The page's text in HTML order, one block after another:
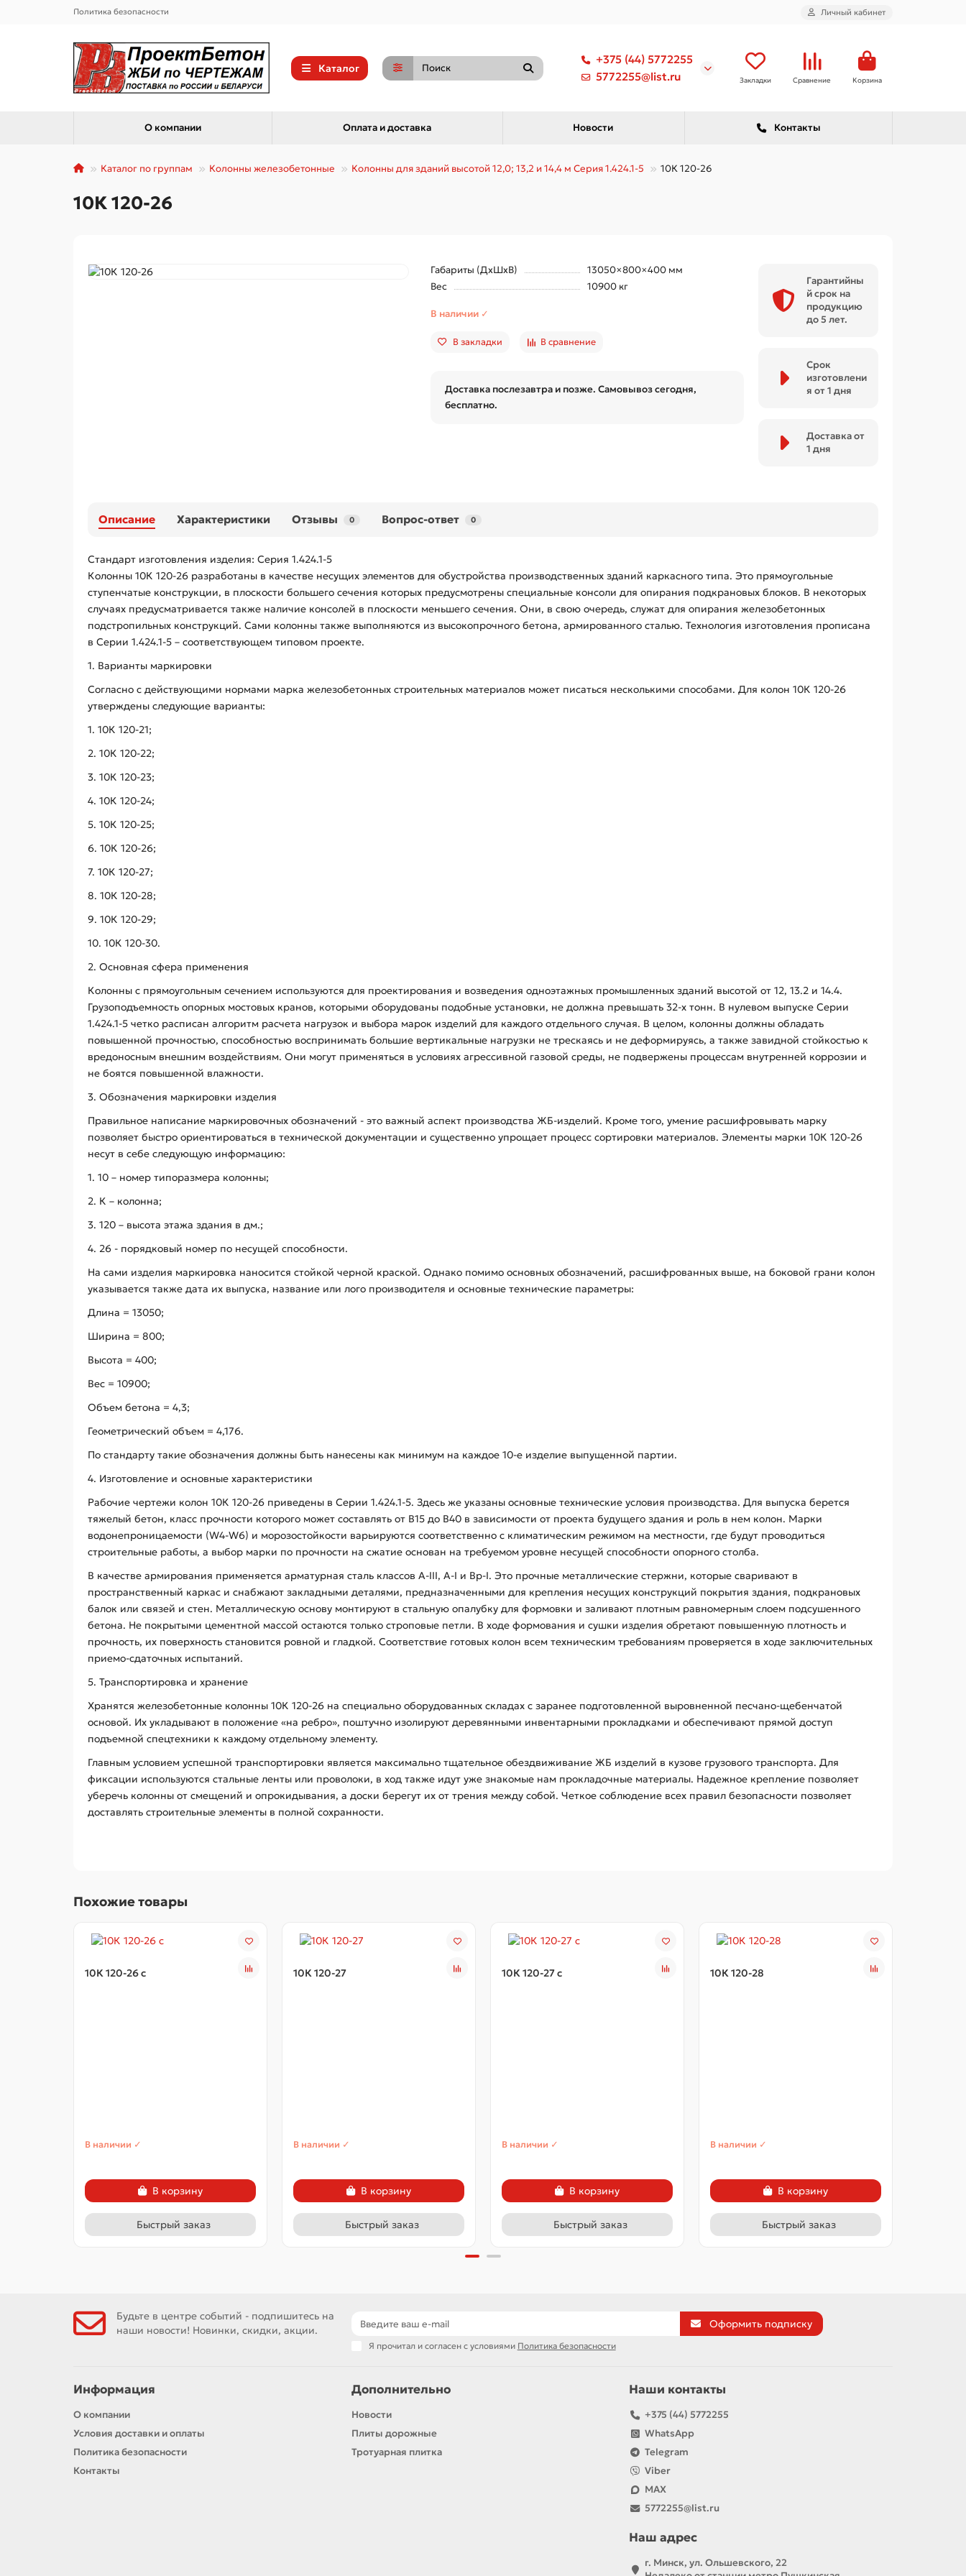
Политика безопасности Личный кабинет
Каталог
+375 (44) 5772255
5772255@list.ru
Закладки Сравнение Корзина
О компании Оплата и доставка Новости Контакты
Каталог по группам Колонны железобетонные Колонны для зданий высотой 12,0; 13,2 и 14,4 м Серия 1.424.1-5 10К 120-26
10К 120-26
Габариты (ДхШхВ)
13050×800×400 мм
Вес
10900 кг
В наличии ✓
В закладки В сравнение
Доставка послезавтра и позже. Самовывоз сегодня,
бесплатно.
Гарантийны
й срок на
продукцию
до 5 лет.
Срок
изготовлени
я от 1 дня
Доставка от
1 дня
Описание Характеристики Отзывы 0 Вопрос-ответ 0
Стандарт изготовления изделия: Серия 1.424.1-5
Колонны 10К 120-26 разработаны в качестве несущих элементов для обустройства производственных зданий каркасного типа. Это прямоугольные
ступенчатые конструкции, в плоскости большего сечения которых предусмотрены специальные консоли для опирания подкрановых блоков. В некоторых
случаях предусматривается также наличие консолей в плоскости меньшего сечения. Они, в свою очередь, служат для опирания железобетонных
подстропильных конструкций. Сами колонны также выполняются из высокопрочного бетона, армированного сталью. Технология изготовления прописана
в Серии 1.424.1-5 – соответствующем типовом проекте.
1. Варианты маркировки
Согласно с действующими нормами марка железобетонных строительных материалов может писаться несколькими способами. Для колон 10К 120-26
утверждены следующие варианты:
1. 10К 120-21;
2. 10К 120-22;
3. 10К 120-23;
4. 10К 120-24;
5. 10К 120-25;
6. 10К 120-26;
7. 10К 120-27;
8. 10К 120-28;
9. 10К 120-29;
10. 10К 120-30.
2. Основная сфера применения
Колонны с прямоугольным сечением используются для проектирования и возведения одноэтажных промышленных зданий высотой от 12, 13.2 и 14.4.
Грузоподъемность опорных мостовых кранов, которыми оборудованы подобные установки, не должна превышать 32-х тонн. В нулевом выпуске Серии
1.424.1-5 четко расписан алгоритм расчета нагрузок и выбора марок изделий для каждого отдельного случая. В целом, колонны должны обладать
повышенной прочностью, способностью воспринимать большие вертикальные нагрузки не трескаясь и не деформируясь, а также завидной стойкостью к
вредоносным внешним воздействиям. Они могут применяться в условиях агрессивной газовой среды, не подвержены процессам внутренней коррозии и
не боятся повышенной влажности.
3. Обозначения маркировки изделия
Правильное написание маркировочных обозначений - это важный аспект производства ЖБ-изделий. Кроме того, умение расшифровывать марку
позволяет быстро ориентироваться в технической документации и существенно упрощает процесс сортировки материалов. Элементы марки 10К 120-26
несут в себе следующую информацию:
1. 10 – номер типоразмера колонны;
2. К – колонна;
3. 120 – высота этажа здания в дм.;
4. 26 - порядковый номер по несущей способности.
На сами изделия маркировка наносится стойкой черной краской. Однако помимо основных обозначений, расшифрованных выше, на боковой грани колон
указывается также дата их выпуска, название или лого производителя и основные технические параметры:
Длина = 13050;
Ширина = 800;
Высота = 400;
Вес = 10900;
Объем бетона = 4,3;
Геометрический объем = 4,176.
По стандарту такие обозначения должны быть нанесены как минимум на каждое 10-е изделие выпущенной партии.
4. Изготовление и основные характеристики
Рабочие чертежи колон 10К 120-26 приведены в Серии 1.424.1-5. Здесь же указаны основные технические условия производства. Для выпуска берется
тяжелый бетон, класс прочности которого может составлять от В15 до В40 в зависимости от проекта будущего здания и роль в нем колон. Марки
водонепроницаемости (W4-W6) и морозостойкости варьируются соответственно с климатическим режимом на местности, где будут проводиться
строительные работы, а выбор марки по прочности на сжатие основан на требуемом уровне несущей способности опорного столба.
В качестве армирования применяется арматурная сталь классов А-ІІІ, А-І и Вр-І. Это прочные металлические стержни, которые сваривают в
пространственный каркас и снабжают закладными деталями, предназначенными для крепления несущих конструкций покрытия здания, подкрановых
балок или связей и стен. Металлическую основу монтируют в стальную опалубку для формовки и заливают плотным равномерным слоем подсушенного
бетона. Не покрытыми цементной массой остаются только строповые петли. В ходе формования и сушки изделия обретают повышенную плотность и
прочность, их поверхность становится ровной и гладкой. Соответствие готовых колон всем техническим требованиям проверяется в ходе заключительных
приемо-сдаточных испытаний.
5. Транспортировка и хранение
Хранятся железобетонные колонны 10К 120-26 на специально оборудованных складах с заранее подготовленной выровненной песчано-щебенчатой
основой. Их укладывают в положение «на ребро», поштучно изолируют деревянными инвентарными прокладками и обеспечивают прямой доступ
подъемной спецтехники к каждому отдельному элементу.
Главным условием успешной транспортировки является максимально тщательное обездвиживание ЖБ изделий в кузове грузового транспорта. Для
фиксации используются стальные ленты или проволоки, в ход также идут уже знакомые нам прокладочные материалы. Надежное крепление позволяет
уберечь колонны от смещений и опрокидывания, а доски берегут их от трения между собой. Четкое соблюдение всех правил безопасности позволяет
доставлять строительные элементы в полной сохранности.
Похожие товары
10К 120-26 с
В наличии ✓
В корзину
Быстрый заказ
10К 120-27
В наличии ✓
В корзину
Быстрый заказ
10К 120-27 с
В наличии ✓
В корзину
Быстрый заказ
10К 120-28
В наличии ✓
В корзину
Быстрый заказ
Будьте в центре событий - подпишитесь на
наши новости! Новинки, скидки, акции.
Оформить подписку
Я прочитал и согласен с условиями Политика безопасности
Информация
О компании
Условия доставки и оплаты
Политика безопасности
Контакты
Дополнительно
Новости
Плиты дорожные
Тротуарная плитка
Наши контакты
+375 (44) 5772255
WhatsApp
Telegram
Viber
MAX
5772255@list.ru
Наш адрес
г. Минск, ул. Ольшевского, 22